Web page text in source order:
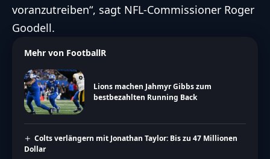
voranzutreiben“, sagt NFL-Commissioner Roger
Goodell.
Mehr von FootballR
Lions machen Jahmyr Gibbs zum
bestbezahlten Running Back
Colts verlängern mit Jonathan Taylor: Bis zu 47 Millionen
Dollar